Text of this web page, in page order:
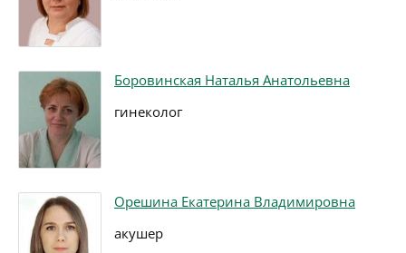
Боровинская Наталья Анатольевна
гинеколог
Орешина Екатерина Владимировна
акушер